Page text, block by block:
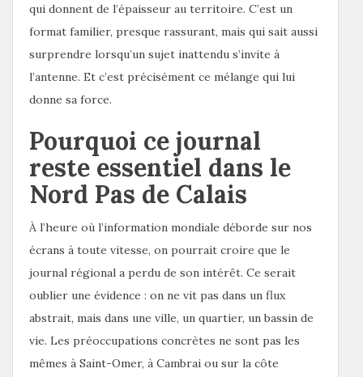
qui donnent de l’épaisseur au territoire. C’est un
format familier, presque rassurant, mais qui sait aussi
surprendre lorsqu’un sujet inattendu s’invite à
l’antenne. Et c’est précisément ce mélange qui lui
donne sa force.
Pourquoi ce journal
reste essentiel dans le
Nord Pas de Calais
À l’heure où l’information mondiale déborde sur nos
écrans à toute vitesse, on pourrait croire que le
journal régional a perdu de son intérêt. Ce serait
oublier une évidence : on ne vit pas dans un flux
abstrait, mais dans une ville, un quartier, un bassin de
vie. Les préoccupations concrètes ne sont pas les
mêmes à Saint-Omer, à Cambrai ou sur la côte